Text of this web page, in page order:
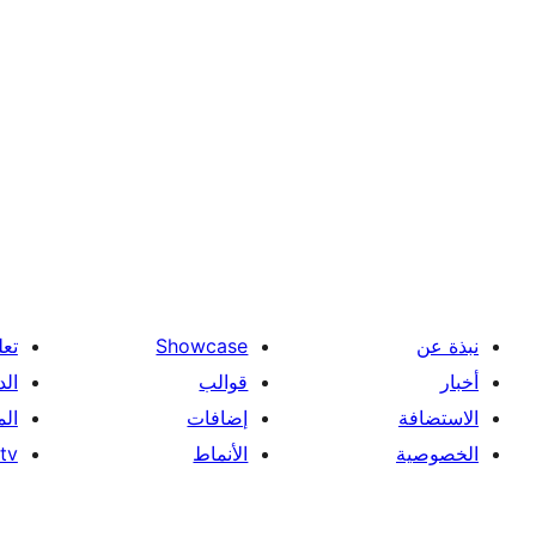
نبذة عن
أخبار
الاستضافة
الخصوصية
Showcase
قوالب
إضافات
الأنماط